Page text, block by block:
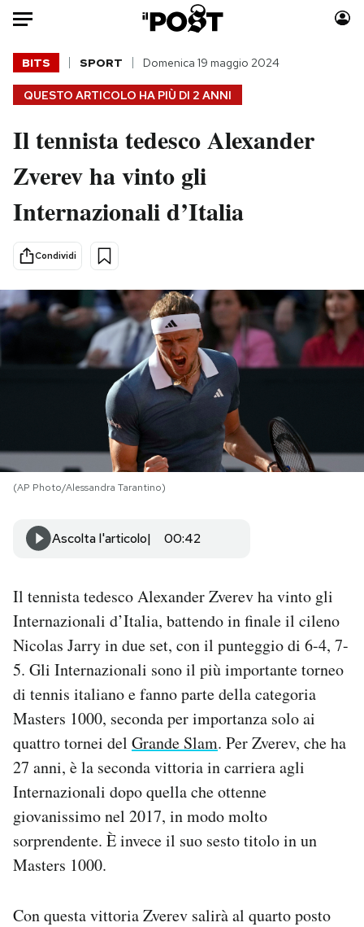
Auto
HOME
Italia
Politica
Tecnologia
Scienza
Economia
Sport
Moda
Consumismi
Storie/Idee
Altrecose
Mondiali calcio 2026
NEWSLETTER
AREA PERSONALE
Area Personale
Newsletter
Notifiche mobile
Regala il Post
Hai bisogno di aiuto?
QUESTO ARTICOLO HA PIÙ DI 2 ANNI
BITS SPORT Domenica 19 maggio 2024
Il tennista tedesco Alexander
Zverev ha vinto gli
Internazionali d’Italia
Condividi
(AP Photo/Alessandra Tarantino)
Ascolta l'articolo 00:42
Il tennista tedesco Alexander Zverev ha vinto gli
Internazionali d’Italia, battendo in finale il cileno
Nicolas Jarry in due set, con il punteggio di 6-4, 7-
5. Gli Internazionali sono il più importante torneo
di tennis italiano e fanno parte della categoria
Masters 1000, seconda per importanza solo ai
quattro tornei del Grande Slam. Per Zverev, che ha
27 anni, è la seconda vittoria in carriera agli
Internazionali dopo quella che ottenne
giovanissimo nel 2017, in modo molto
sorprendente. È invece il suo sesto titolo in un
Masters 1000.
Con questa vittoria Zverev salirà al quarto posto